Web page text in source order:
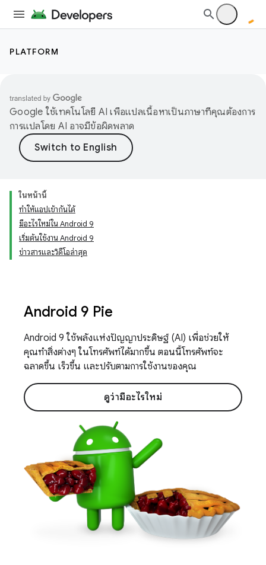
PLATFORM
Google ใช้เทคโนโลยี AI เพื่อแปลเนื้อหาเป็นภาษาที่คุณต้องการ
การแปลโดย AI อาจมีข้อผิดพลาด
ในหน้านี้
ทำให้แอปเข้ากันได้
มีอะไรใหม่ใน Android 9
เริ่มต้นใช้งาน Android 9
ข่าวสารและวิดีโอล่าสุด
Android 9 Pie
Android 9 ใช้พลังแห่งปัญญาประดิษฐ์ (AI) เพื่อช่วยให้
คุณทำสิ่งต่างๆ ในโทรศัพท์ได้มากขึ้น ตอนนี้โทรศัพท์จะ
ฉลาดขึ้น เร็วขึ้น และปรับตามการใช้งานของคุณ
ดูว่ามีอะไรใหม่